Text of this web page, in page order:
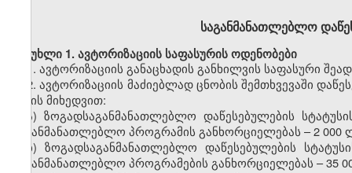
საგანმანათლებლო
მუხლი 1. ავტორიზაციის საფასურისოდენობები
1. ავტორიზაციის განაცხადის განხილვის საფასური
2.ავტორიზაციის მაძიებლად ცნობის შემთხვევაში
სახის მიხედვით:
ა) ზოგადსაგანმანათლებლო დაწესებულების
საგანმანათლებლო პროგრამის განხორციელებას –2000
ბ) ზოგადსაგანმანათლებლო დაწესებულების
საგანმანათლებლო პროგრამების განხორციელებას –35